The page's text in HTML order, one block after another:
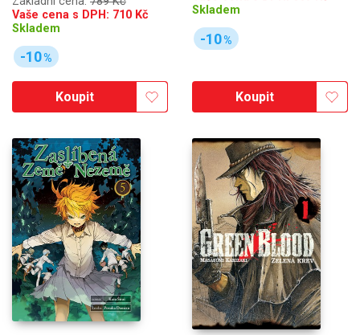
Vaše cena s DPH: 710 Kč
Skladem
-10%
Koupit
Skladem
-10%
Koupit